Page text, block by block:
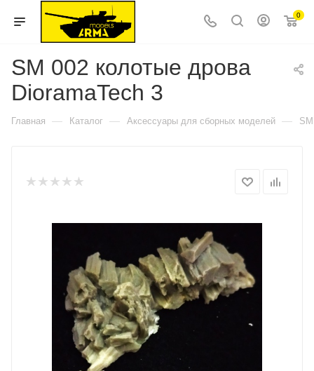
0
SM 002 колотые дрова
DioramaTech 3
Главная — Каталог — Аксессуары для сборных моделей —